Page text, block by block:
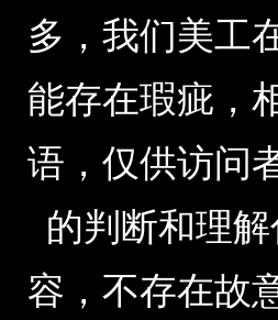
多，我们美工
能存在瑕疵，
语，仅供访问
的判断和理
容，不存在故